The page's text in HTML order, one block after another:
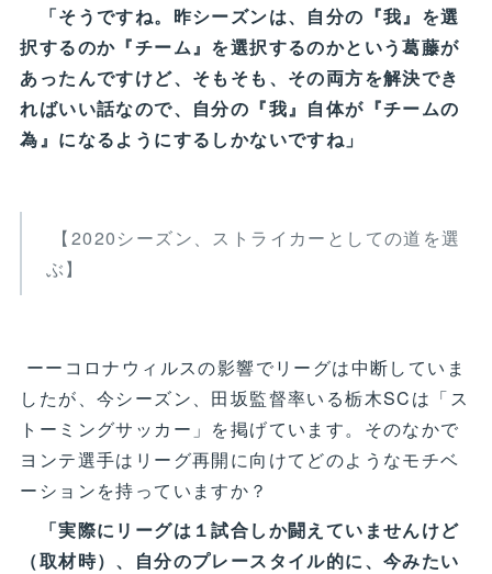
「そうですね。昨シーズンは、自分の『我』を選
択するのか『チーム』を選択するのかという葛藤が
あったんですけど、そもそも、その両方を解決でき
ればいい話なので、自分の『我』自体が『チームの
為』になるようにするしかないですね」
【2020シーズン、ストライカーとしての道を選
ぶ】
ーーコロナウィルスの影響でリーグは中断していま
したが、今シーズン、田坂監督率いる栃木SCは「ス
トーミングサッカー」を掲げています。そのなかで
ヨンテ選手はリーグ再開に向けてどのようなモチベ
ーションを持っていますか？
「実際にリーグは１試合しか闘えていませんけど
（取材時）、自分のプレースタイル的に、今みたい